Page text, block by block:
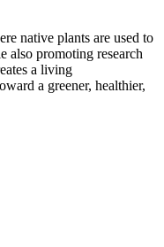
native plants are used to
also promoting research
a living
a greener, healthier,